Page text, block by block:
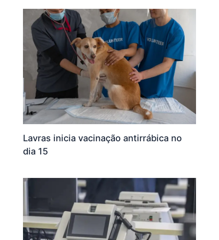
Lavras inicia vacinação antirrábica no
dia 15